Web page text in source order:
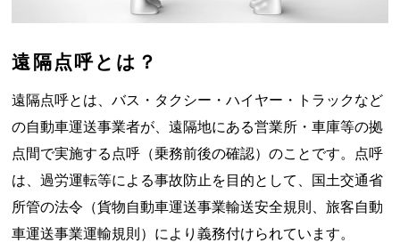
遠隔点呼とは？
遠隔点呼とは、バス・タクシー・ハイヤー・トラックなど
の自動車運送事業者が、遠隔地にある営業所・車庫等の拠
点間で実施する点呼（乗務前後の確認）のことです。点呼
は、過労運転等による事故防止を目的として、国土交通省
所管の法令（貨物自動車運送事業輸送安全規則、旅客自動
車運送事業運輸規則）により義務付けられています。